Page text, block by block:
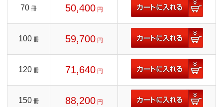
70 冊 50,400 円
100 冊 59,700 円
120 冊 71,640 円
150 冊 88,200 円